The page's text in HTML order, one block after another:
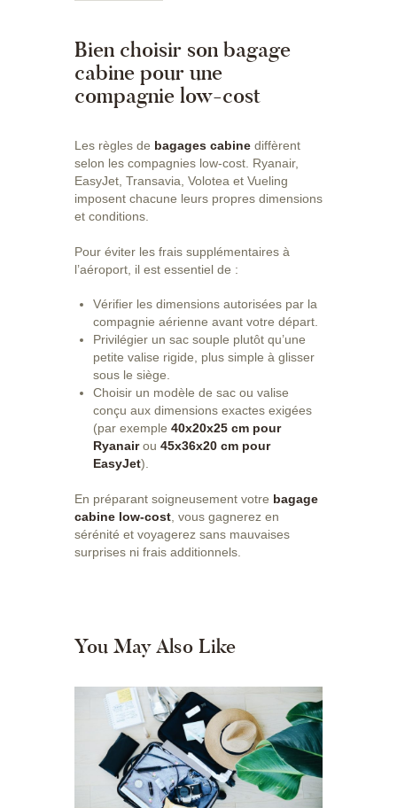
Bien choisir son bagage
cabine pour une
compagnie low-cost
Les règles de bagages cabine diffèrent
selon les compagnies low-cost. Ryanair,
EasyJet, Transavia, Volotea et Vueling
imposent chacune leurs propres dimensions
et conditions.
Pour éviter les frais supplémentaires à
l’aéroport, il est essentiel de :
Vérifier les dimensions autorisées par la
compagnie aérienne avant votre départ.
Privilégier un sac souple plutôt qu’une
petite valise rigide, plus simple à glisser
sous le siège.
Choisir un modèle de sac ou valise
conçu aux dimensions exactes exigées
(par exemple 40x20x25 cm pour
Ryanairou 45x36x20 cm pour
EasyJet).
En préparant soigneusement votre bagage
cabine low-cost , vous gagnerez en
sérénité et voyagerez sans mauvaises
surprises ni frais additionnels.
You May Also Like